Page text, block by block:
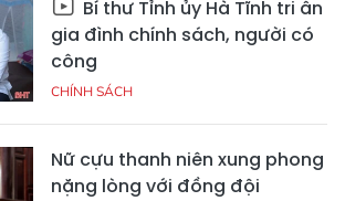
Bí thư Tỉnh ủy Hà Tĩnh tri ân
gia đình chính sách, người có
công
CHÍNH SÁCH
Nữ cựu thanh niên xung phong
nặng lòng với đồng đội